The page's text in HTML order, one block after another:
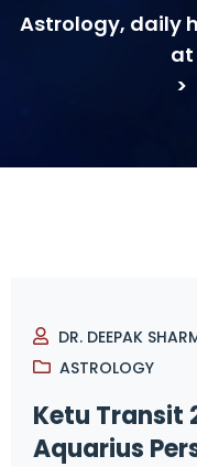
Astrology, daily
at
>
DR. DEEPAK
ASTROLOGY
Ketu Transit
Aquarius